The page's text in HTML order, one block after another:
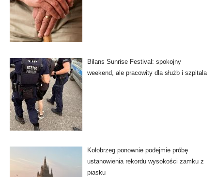
Bilans Sunrise Festival: spokojny
weekend, ale pracowity dla służb i szpitala
Kołobrzeg ponownie podejmie próbę
ustanowienia rekordu wysokości zamku z
piasku